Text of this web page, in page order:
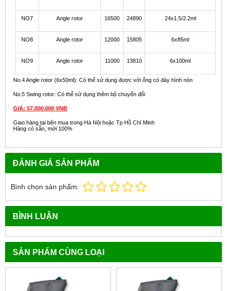
NO7 Angle rotor 16500 24890 24x1.5/2.2ml
NO8 Angle rotor 12000 15805 6x85ml
NO9 Angle rotor 11000 13810 6x100ml
No.4 Angle rotor (6x50ml): Có thể sử dụng được với ống có đáy hình nón
No.5 Swing rotor: Có thể sử dụng thêm bộ chuyển đổi
GIÁ: 57.000.000 VNĐ
Giao hàng tại bên mua trong Hà Nội hoặc Tp Hồ Chí Minh
Hàng có sẵn, mới 100%
ĐÁNH GIÁ SẢN PHẨM
Bình chọn sản phẩm:
BÌNH LUẬN
SẢN PHẨM CÙNG LOẠI